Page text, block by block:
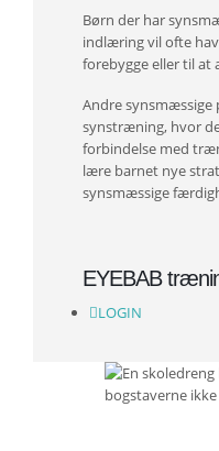
Børn der har
indlæring vil ofte
forebygge eller til at
Andre synsmæssige
synstræning, hvor
forbindelse med
lære barnet nye
synsmæssige
EYEBAB
LOGIN